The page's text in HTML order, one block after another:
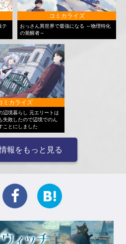
テ
コミカライズ
おっさん異世界で最強になる ～物理特化
の覚醒者～
ミカライズ
辺境暮らし 元エリートは
失敗したので辺境でのん
ことにしました
報をもっと見る